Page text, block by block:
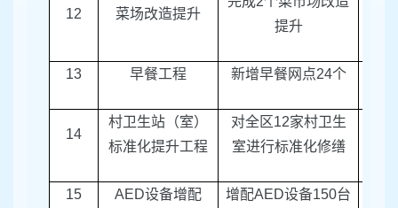
12 菜场改造提升
提升
13 早餐工程 新增早餐网点24个
14
村卫生站（室）
标准化提升工程
对全区12家村卫生
室进行标准化修缮
15 AED设备增配 增配AED设备150台